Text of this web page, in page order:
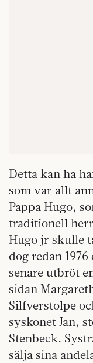
Detta kan ha
som var allt
Pappa Hugo,
traditionell
Hugo jr skulle
dog redan
senare utbröt
sidan
Silfverstolpe
syskonet Jan,
Stenbeck.
sälja sina